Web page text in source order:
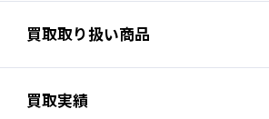
買取取り扱い商品
買取実績